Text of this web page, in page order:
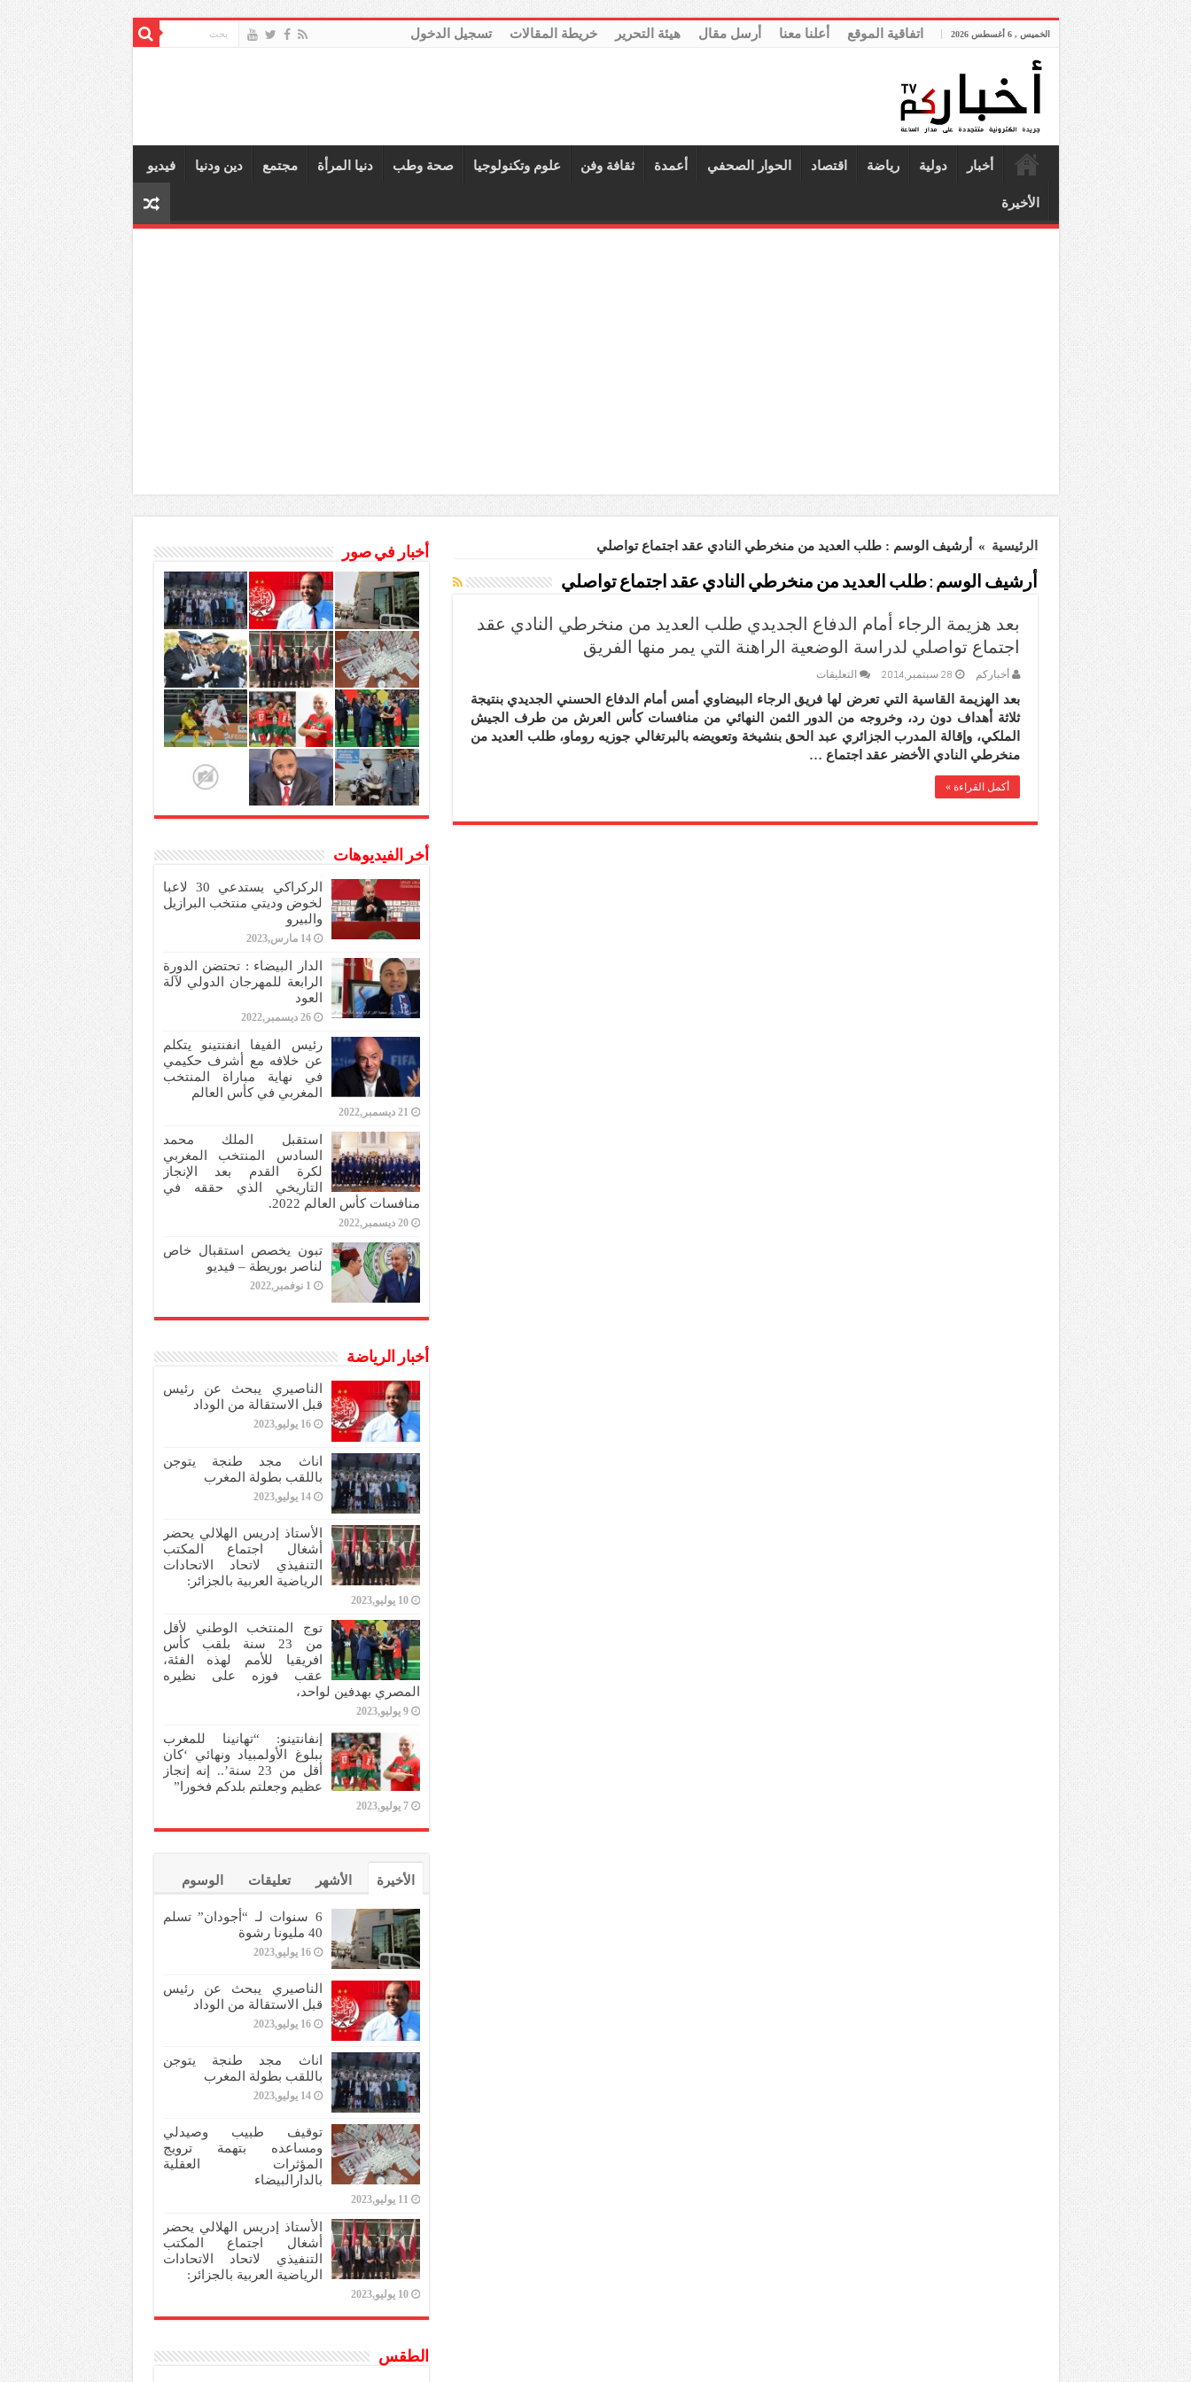
الخميس , 6 أغسطس 2026 اتفاقية الموقع أعلنا معنا أرسل مقال هيئة التحرير خريطة المقالات تسجيل الدخول
أخبار دولية رياضة اقتصاد الحوار الصحفي أعمدة ثقافة وفن علوم وتكنولوجيا صحة وطب دنيا المرأة مجتمع دين ودنيا فيديو
الأخيرة
الرئيسية » أرشيف الوسم : طلب العديد من منخرطي النادي عقد اجتماع تواصلي
أرشيف الوسم :طلب العديد من منخرطي النادي عقد اجتماع تواصلي
بعد هزيمة الرجاء أمام الدفاع الجديدي طلب العديد من منخرطي النادي عقد
اجتماع تواصلي لدراسة الوضعية الراهنة التي يمر منها الفريق
أخباركم 28 سبتمبر,2014 التعليقات
هزيمة
الرجاء
أمام
الدفاع
الجديدي
النادي
بعد الهزيمة القاسية التي تعرض لها فريق الرجاء البيضاوي أمس أمام الدفاع الحسني الجديدي بنتيجة
ثلاثة أهداف دون رد، وخروجه من الدور الثمن النهائي من منافسات كأس العرش من طرف الجيش
الملكي، وإقالة المدرب الجزائري عبد الحق بنشيخة وتعويضه بالبرتغالي جوزيه روماو، طلب العديد من
منخرطي النادي الأخضر عقد اجتماع …
أكمل القراءة »
أخبار في صور
أخر الفيديوهات
الركراكي يستدعي 30 لاعبا
لخوض وديتي منتخب البرازيل
والبيرو
14 مارس,2023
الدار البيضاء : تحتضن الدورة
الرابعة للمهرجان الدولي لآلة
العود
26 ديسمبر,2022
رئيس الفيفا انفنتينو يتكلم
عن خلافه مع أشرف حكيمي
في نهاية مباراة المنتخب
المغربي في كأس العالم
21 ديسمبر,2022
استقبل الملك محمد
السادس المنتخب المغربي
لكرة القدم بعد الإنجاز
التاريخي الذي حققه في
منافسات كأس العالم 2022.
20 ديسمبر,2022
تبون يخصص استقبال خاص
لناصر بوريطة – فيديو
1 نوفمبر,2022
أخبار الرياضة
الناصيري يبحث عن رئيس
قبل الاستقالة من الوداد
16 يوليو,2023
اناث مجد طنجة يتوجن
باللقب بطولة المغرب
14 يوليو,2023
الأستاذ إدريس الهلالي يحضر
أشغال اجتماع المكتب
التنفيذي لاتحاد الاتحادات
الرياضية العربية بالجزائر:
10 يوليو,2023
توج المنتخب الوطني لأقل
من 23 سنة بلقب كأس
افريقيا للأمم لهذه الفئة،
عقب فوزه على نظيره
المصري بهدفين لواحد،
9 يوليو,2023
إنفانتينو: “تهانينا للمغرب
ببلوغ الأولمبياد ونهائي ‘كان
أقل من 23 سنة’.. إنه إنجاز
عظيم وجعلتم بلدكم فخورا”
7 يوليو,2023
الأخيرة الأشهر تعليقات الوسوم
6 سنوات لـ “أجودان” تسلم
40 مليونا رشوة
16 يوليو,2023
الناصيري يبحث عن رئيس
قبل الاستقالة من الوداد
16 يوليو,2023
اناث مجد طنجة يتوجن
باللقب بطولة المغرب
14 يوليو,2023
توقيف طبيب وصيدلي
ومساعده بتهمة ترويج
المؤثرات العقلية
بالدارالبيضاء
11 يوليو,2023
الأستاذ إدريس الهلالي يحضر
أشغال اجتماع المكتب
التنفيذي لاتحاد الاتحادات
الرياضية العربية بالجزائر:
10 يوليو,2023
الطقس